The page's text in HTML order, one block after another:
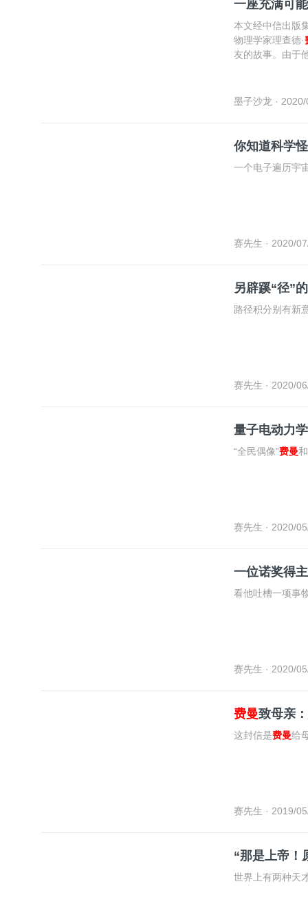
一座充满可
本文经中信出版
物理学家理查德·
友的故事。由于
墨子沙龙 ·
你知道科学
一个电子遍历宇
赛先生 · 2020/
另辟蹊“径”的
赛先生 · 2020/
量子电动力
“全民偶像”费曼
赛先生 · 2020/
一位诺奖得
看他吐槽一项事
赛先生 · 2020/
费曼致母亲
这封信是费曼给
赛先生 · 2019/
“那是上帝！
世界上有两种天